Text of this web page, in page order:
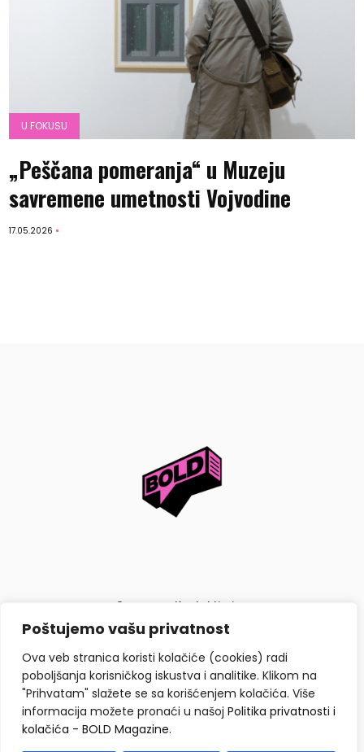
Poštujemo vašu privatnost
Ova veb stranica koristi kolačiće (cookies) radi
poboljšanja korisničkog iskustva i analitike. Klikom na
"Prihvatam" slažete se sa korišćenjem kolačića. Više
informacija možete pronaći u našoj Politika privatnosti i
kolačića - BOLD Magazine.
U FOKUSU
„Peščana pomeranja“ u Muzeju
savremene umetnosti Vojvodine
17.05.2026
O nama Kontaktiraj nas
Politika privatnosti i kolačića